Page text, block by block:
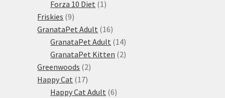
produktů
Forza 10 Diet 1 1
Friskies 99
produktů
GranataPet Adult 1616
produktů
GranataPet Adult 1414
produktů
GranataPet Kitten 22
Greenwoods 22
Happy Cat 1717
produktů
Happy Cat Adult 66